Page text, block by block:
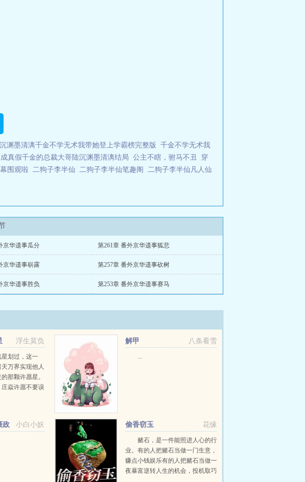
渊墨清漓千金不学无术我带她登上学霸榜完整版
千金不学无术我
真假千金的总裁大哥陆沉渊墨清漓结局 公主不瞎，驸马不丑
穿
围观啦 二狗子李半仙 二狗子李半仙笔趣阁
二狗子李半仙凡人仙
京华遗事瓜分 第261章 番外京华遗事狐悲
京华遗事崭露 第257章 番外京华遗事砍树
京华遗事胜负 第253章 番外京华遗事赛马
浮生莫负
划过，这一
万界实现他人
那颗许愿星。
焱许愿不要误
八条看雪
解甲
...
小白小妖
政
花缘
偷香窃玉
赌石，是一件能照进人心的行
业。有的人把赌石当做一门生意，
赚点小钱娱乐有的人把赌石当做一
夜暴富逆转人生的机会，投机取巧